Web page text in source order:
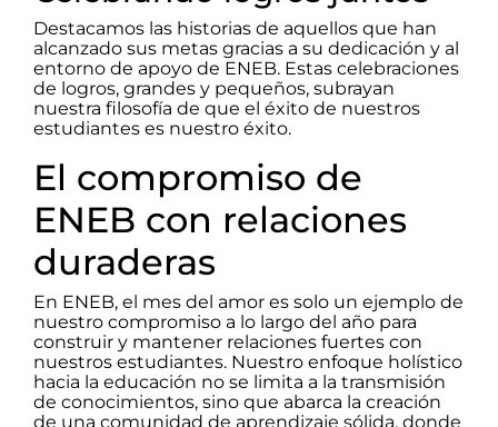
Destacamos las historias de aquellos que han
alcanzado sus metas gracias a su dedicación y al
entorno de apoyo de ENEB. Estas celebraciones
de logros, grandes y pequeños, subrayan
nuestra filosofía de que el éxito de nuestros
estudiantes es nuestro éxito.
El compromiso de
ENEB con relaciones
duraderas
En ENEB, el mes del amor es solo un ejemplo de
nuestro compromiso a lo largo del año para
construir y mantener relaciones fuertes con
nuestros estudiantes. Nuestro enfoque holístico
hacia la educación no se limita a la transmisión
de conocimientos, sino que abarca la creación
de una comunidad de aprendizaje sólida, donde